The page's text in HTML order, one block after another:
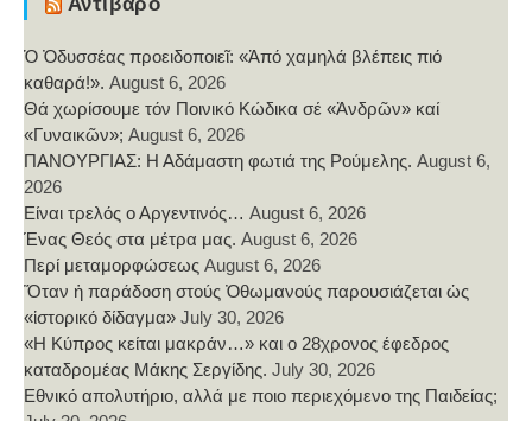
Ὁ Ὀδυσσέας προειδοποιεῖ: «Ἀπό χαμηλά βλέπεις πιό
καθαρά!». August 6, 2026
Θά χωρίσουμε τόν Ποινικό Κώδικα σέ «Ἀνδρῶν» καί
«Γυναικῶν»; August 6, 2026
ΠΑΝΟΥΡΓΙΑΣ: Η Αδάμαστη φωτιά της Ρούμελης. August 6,
2026
Είναι τρελός ο Αργεντινός… August 6, 2026
Ένας Θεός στα μέτρα μας. August 6, 2026
Περί μεταμορφώσεως August 6, 2026
Ὅταν ἡ παράδοση στούς Ὀθωμανούς παρουσιάζεται ὡς
«ἱστορικό δίδαγμα» July 30, 2026
«Η Κύπρος κείται μακράν…» και ο 28χρονος έφεδρος
καταδρομέας Μάκης Σεργίδης. July 30, 2026
Εθνικό απολυτήριο, αλλά με ποιο περιεχόμενο της Παιδείας;